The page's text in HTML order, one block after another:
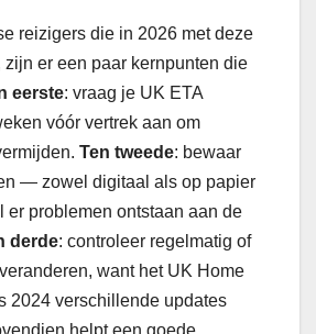
reizigers die in 2026 met deze
er een paar kernpunten die
eerste: vraag je UK ETA
vóór vertrek aan om
Ten tweede: bewaar
— zowel digitaal als op papier
problemen ontstaan aan de
derde: controleer regelmatig of
want het UK Home
2024 verschillende updates